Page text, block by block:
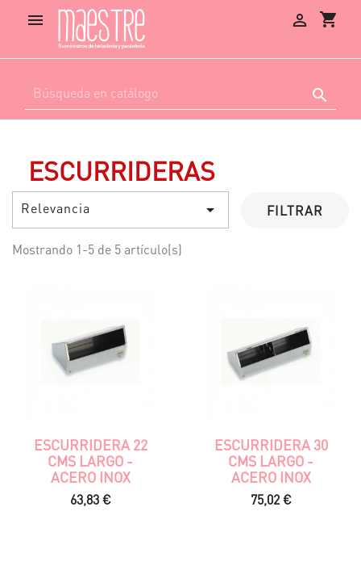
 shopping_cart


ESCURRIDERAS
Relevancia  FILTRAR
Mostrando 1-5 de 5 artículo(s)
ESCURRIDERA 22
CMS LARGO -
ACERO INOX
Precio
63,83 €
ESCURRIDERA 30
CMS LARGO -
ACERO INOX
Precio
75,02 €